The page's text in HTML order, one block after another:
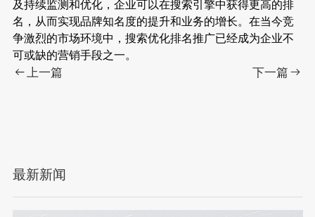
及持续监测和优化，企业可以在搜索引擎中获得更高的排
名，从而实现品牌知名度的提升和业务的增长。在当今竞
争激烈的市场环境中，搜索优化排名推广已经成为企业不
可或缺的营销手段之一。
上一篇 下一篇
最新新闻